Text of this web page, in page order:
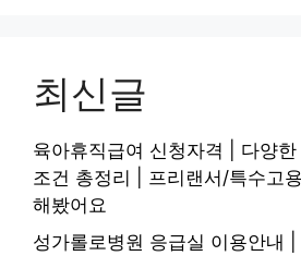
최신글
육아휴직급여 신청자격 | 다양
조건 총정리 | 프리랜서/특수고
해봤어요
성가롤로병원 응급실 이용안내